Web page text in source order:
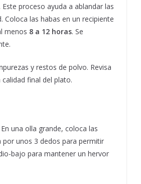
proceso ayuda a ablandar las
las habas en un recipiente
menos 8 a 12 horas. Se
y restos de polvo. Revisa
final del plato.
una olla grande, coloca las
por unos 3 dedos para permitir
bajo para mantener un hervor